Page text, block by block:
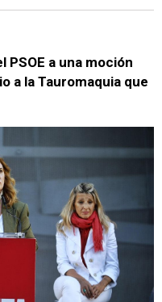
a una moción
a la Tauromaquia que